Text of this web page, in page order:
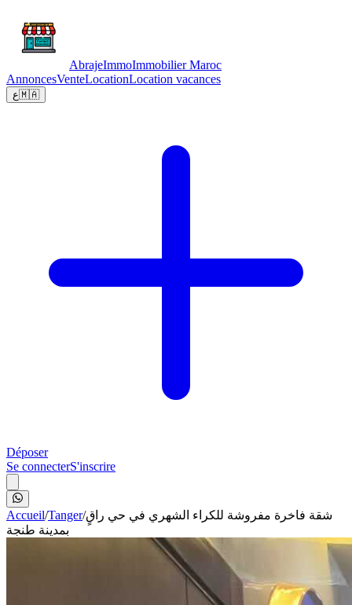
AbrajeImmoImmobilier Maroc
AnnoncesVenteLocationLocation vacances
ع🇲🇦
Déposer
Se connecterS'inscrire
Accueil/Tanger/شقة فاخرة مفروشة للكراء الشهري في حي راقٍ
بمدينة طنجة